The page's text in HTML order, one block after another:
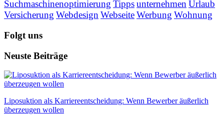
Suchmaschinenoptimierung Tippsunternehmen Urlaub
Versicherung Webdesign WebseiteWerbung Wohnung
Folgt uns
Neuste Beiträge
Liposuktion als Karriereentscheidung: Wenn Bewerber äußerlich
überzeugen wollen